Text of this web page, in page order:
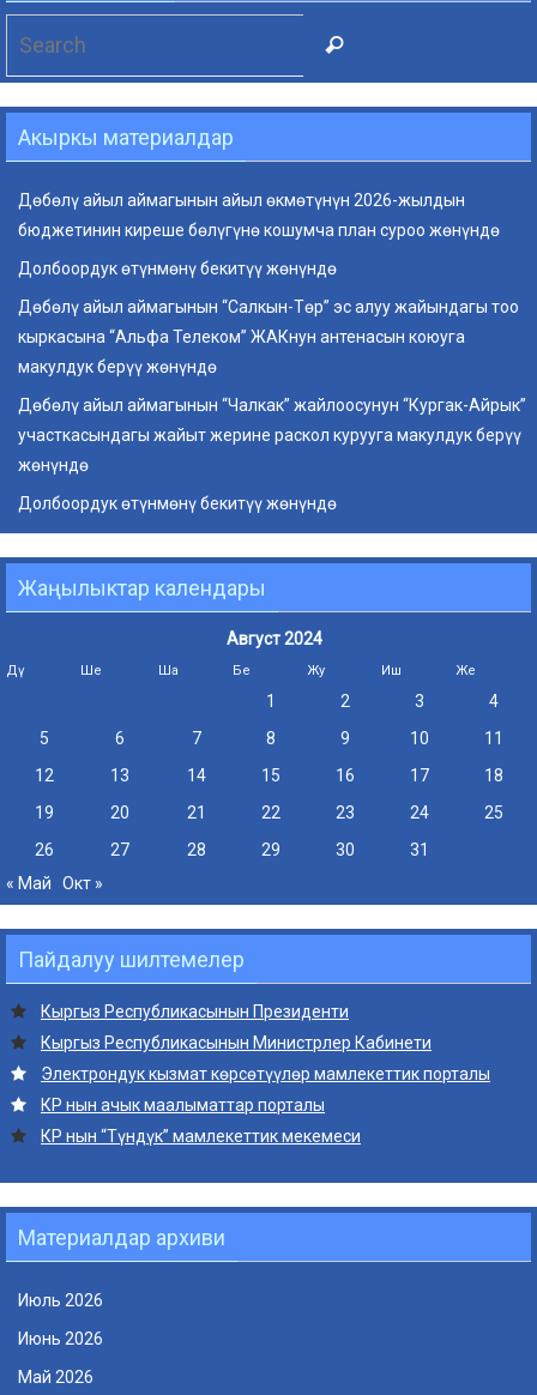
Search
Акыркы материалдар
Дөбөлү айыл аймагынын айыл өкмөтүнүн 2026-жылдын
бюджетинин киреше бөлүгүнө кошумча план суроо жөнүндө
Долбоордук өтүнмөнү бекитүү жөнүндө
Дөбөлү айыл аймагынын “Салкын-Төр” эс алуу жайындагы тоо
кыркасына “Альфа Телеком” ЖАКнун антенасын коюуга
макулдук берүү жөнүндө
Дөбөлү айыл аймагынын “Чалкак” жайлоосунун “Кургак-Айрык”
участкасындагы жайыт жерине раскол курууга макулдук берүү
жөнүндө
Долбоордук өтүнмөнү бекитүү жөнүндө
Жаңылыктар календары
Август 2024
Дү Ше Ша Бе Жу Иш Же
1 2 3
4
5
6 7 8 9 10
11
12
13 14 15 16 17
18
19
20 21 22 23 24
25
26
27 28 29 30
31
« Май
Окт »
Пайдалуу шилтемелер
Кыргыз Республикасынын Президенти
Кыргыз Республикасынын Министрлер Кабинети
Электрондук кызмат көрсөтүүлөр мамлекеттик порталы
КР нын ачык маалыматтар порталы
КР нын “Түндүк” мамлекеттик мекемеси
Материалдар архиви
Июль 2026
Июнь 2026
Май 2026